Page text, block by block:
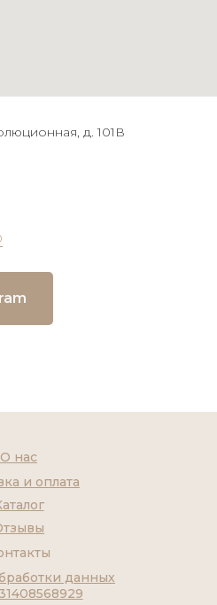
д. 101В
О нас
и оплата
данных